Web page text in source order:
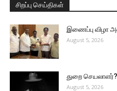
சிறப்பு செய்திகள்
இணைப்பு விழா
August 5, 2026
துறை
August 5, 2026